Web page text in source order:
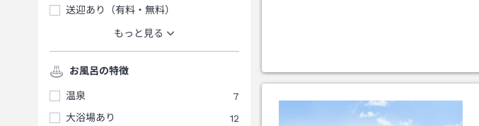
送迎あり（有料・無料）
もっと見る
お風呂の特徴
温泉
7
大浴場あり
12